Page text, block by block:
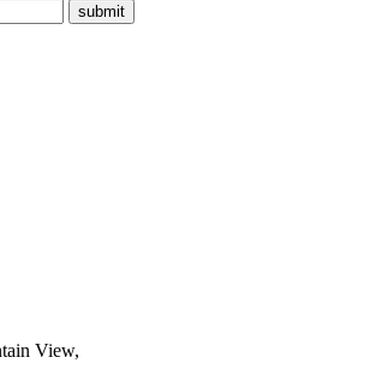
submit
View,